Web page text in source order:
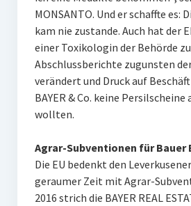
MONSANTO. Und er schaffte es:
kam nie zustande. Auch hat der
einer Toxikologin der Behörde
Abschlussberichte zugunsten
verändert und Druck auf
BAYER & Co. keine
wollten.
Agrar-Subventionen für Bauer
Die EU bedenkt den
geraumer Zeit mit Agrar-
2016 strich die BAYER REAL